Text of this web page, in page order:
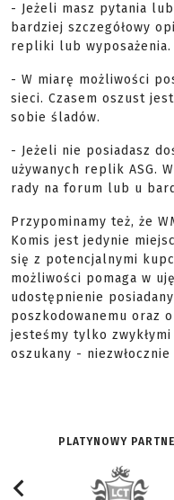
- Jeżeli masz pytania
bardziej szczegółowy
repliki lub wyposażenia.
- W miarę możliwości
sieci. Czasem oszust
sobie śladów.
- Jeżeli nie posiadasz
używanych replik ASG.
rady na forum lub u
Przypominamy też, że
Komis jest jedynie
się z potencjalnymi
możliwości pomaga w
udostępnienie
poszkodowanemu oraz
jesteśmy tylko
oszukany -
PLATYNOWY